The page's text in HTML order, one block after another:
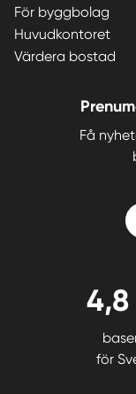
För byggbolag
Huvudkontoret
Värdera bostad
Få
4,8
för